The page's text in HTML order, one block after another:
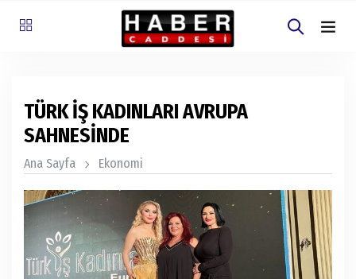
TÜRK İŞ KADINLARI AVRUPA
SAHNESİNDE
Ana Sayfa Ekonomi